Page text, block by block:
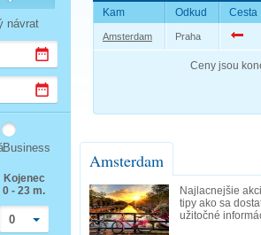
návrat
Business
Kojenec
0 - 23 m.
0
Kam Odkud Cesta
Amsterdam Praha
Ceny jsou
Amsterdam
Najlacnejšie
tipy ako sa
užitočné